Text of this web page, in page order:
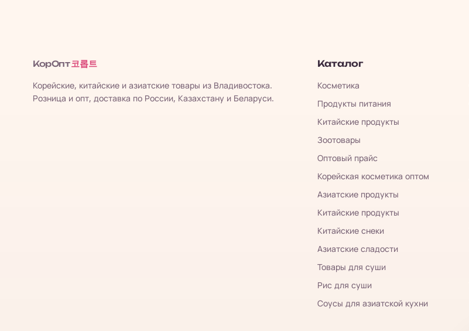
КорОпт 코롭트
Корейские, китайские и азиатские товары из Владивостока.
Розница и опт, доставка по России, Казахстану и Беларуси.
Каталог
Косметика
Продукты питания
Китайские продукты
Зоотовары
Оптовый прайс
Корейская косметика оптом
Азиатские продукты
Китайские продукты
Китайские снеки
Азиатские сладости
Товары для суши
Рис для суши
Соусы для азиатской кухни